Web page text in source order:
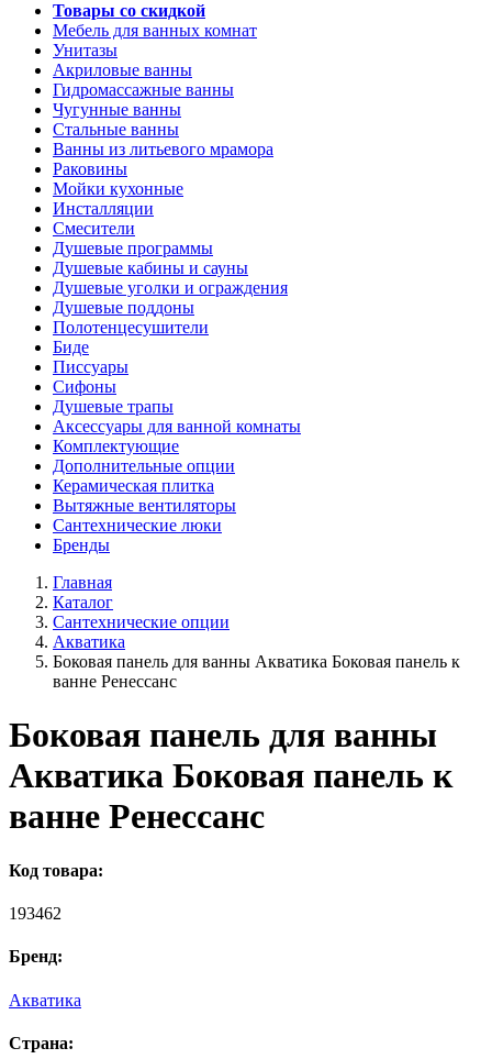
Товары со скидкой
Мебель для ванных комнат
Унитазы
Акриловые ванны
Гидромассажные ванны
Чугунные ванны
Стальные ванны
Ванны из литьевого мрамора
Раковины
Мойки кухонные
Инсталляции
Смесители
Душевые программы
Душевые кабины и сауны
Душевые уголки и ограждения
Душевые поддоны
Полотенцесушители
Биде
Писсуары
Сифоны
Душевые трапы
Аксессуары для ванной комнаты
Комплектующие
Дополнительные опции
Керамическая плитка
Вытяжные вентиляторы
Сантехнические люки
Бренды
Главная
Каталог
Сантехнические опции
Акватика
Боковая панель для ванны Акватика Боковая панель к
ванне Ренессанс
Боковая панель для ванны
Акватика Боковая панель к
ванне Ренессанс
Код товара:
193462
Бренд:
Акватика
Страна: